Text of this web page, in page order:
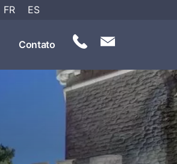
FR ES
Contato